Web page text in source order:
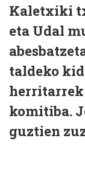
Kaletxiki
eta Udal
taldeko
herritarrek
komitiba.
guztien